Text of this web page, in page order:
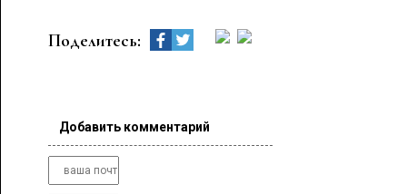
Поделитесь:
Добавить комментарий